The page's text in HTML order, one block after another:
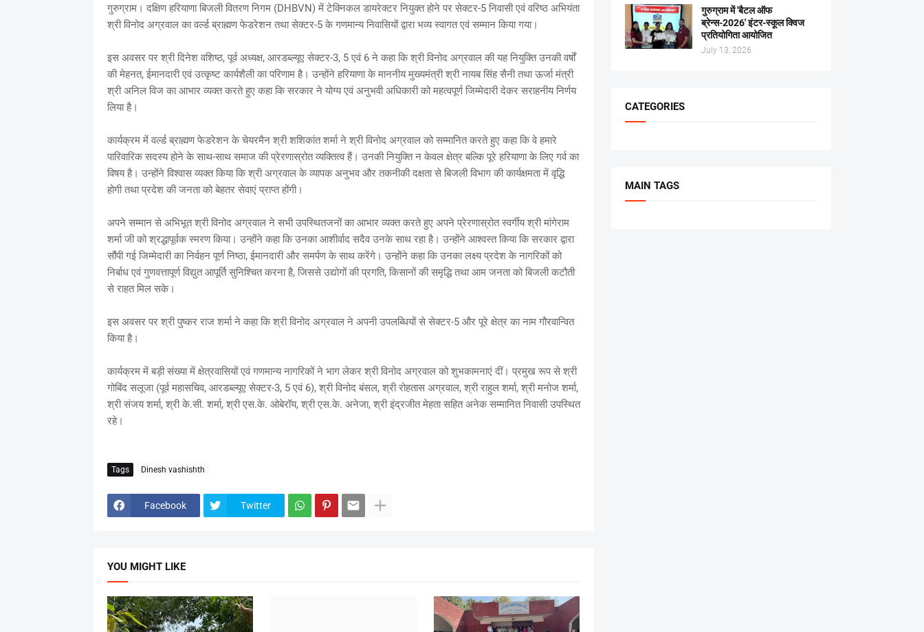
गुरुग्राम। दक्षिण हरियाणा बिजली वितरण निगम (DHBVN) में टेक्निकल डायरेक्टर नियुक्त होने पर सेक्टर-5 निवासी एवं वरिष्ठ अभियंता
श्री विनोद अग्रवाल का वर्ल्ड ब्राह्मण फेडरेशन तथा सेक्टर-5 के गणमान्य निवासियों द्वारा भव्य स्वागत एवं सम्मान किया गया।
इस अवसर पर श्री दिनेश वशिष्ठ, पूर्व अध्यक्ष, आरडब्ल्यूए सेक्टर-3, 5 एवं 6 ने कहा कि श्री विनोद अग्रवाल की यह नियुक्ति उनकी वर्षों
की मेहनत, ईमानदारी एवं उत्कृष्ट कार्यशैली का परिणाम है। उन्होंने हरियाणा के माननीय मुख्यमंत्री श्री नायब सिंह सैनी तथा ऊर्जा मंत्री
श्री अनिल विज का आभार व्यक्त करते हुए कहा कि सरकार ने योग्य एवं अनुभवी अधिकारी को महत्वपूर्ण जिम्मेदारी देकर सराहनीय निर्णय
लिया है।
कार्यक्रम में वर्ल्ड ब्राह्मण फेडरेशन के चेयरमैन श्री शशिकांत शर्मा ने श्री विनोद अग्रवाल को सम्मानित करते हुए कहा कि वे हमारे
पारिवारिक सदस्य होने के साथ-साथ समाज की प्रेरणास्रोत व्यक्तित्व हैं। उनकी नियुक्ति न केवल क्षेत्र बल्कि पूरे हरियाणा के लिए गर्व का
विषय है। उन्होंने विश्वास व्यक्त किया कि श्री अग्रवाल के व्यापक अनुभव और तकनीकी दक्षता से बिजली विभाग की कार्यक्षमता में वृद्धि
होगी तथा प्रदेश की जनता को बेहतर सेवाएं प्राप्त होंगी।
अपने सम्मान से अभिभूत श्री विनोद अग्रवाल ने सभी उपस्थितजनों का आभार व्यक्त करते हुए अपने प्रेरणास्रोत स्वर्गीय श्री मांगेराम
शर्मा जी को श्रद्धापूर्वक स्मरण किया। उन्होंने कहा कि उनका आशीर्वाद सदैव उनके साथ रहा है। उन्होंने आश्वस्त किया कि सरकार द्वारा
सौंपी गई जिम्मेदारी का निर्वहन पूर्ण निष्ठा, ईमानदारी और समर्पण के साथ करेंगे। उन्होंने कहा कि उनका लक्ष्य प्रदेश के नागरिकों को
निर्बाध एवं गुणवत्तापूर्ण विद्युत आपूर्ति सुनिश्चित करना है, जिससे उद्योगों की प्रगति, किसानों की समृद्धि तथा आम जनता को बिजली कटौती
से राहत मिल सके।
इस अवसर पर श्री पुष्कर राज शर्मा ने कहा कि श्री विनोद अग्रवाल ने अपनी उपलब्धियों से सेक्टर-5 और पूरे क्षेत्र का नाम गौरवान्वित
किया है।
कार्यक्रम में बड़ी संख्या में क्षेत्रवासियों एवं गणमान्य नागरिकों ने भाग लेकर श्री विनोद अग्रवाल को शुभकामनाएं दीं। प्रमुख रूप से श्री
गोबिंद सलूजा (पूर्व महासचिव, आरडब्ल्यूए सेक्टर-3, 5 एवं 6), श्री विनोद बंसल, श्री रोहतास अग्रवाल, श्री राहुल शर्मा, श्री मनोज शर्मा,
श्री संजय शर्मा, श्री के.सी. शर्मा, श्री एस.के. ओबेरॉय, श्री एस.के. अनेजा, श्री इंद्रजीत मेहता सहित अनेक सम्मानित निवासी उपस्थित
रहे।
Tags Dinesh vashishth
Facebook Twitter
YOU MIGHT LIKE
गुरुग्राम में 'बैटल ऑफ
ब्रेन्स-2026' इंटर-स्कूल क्विज
प्रतियोगिता आयोजित
July 13, 2026
CATEGORIES
MAIN TAGS